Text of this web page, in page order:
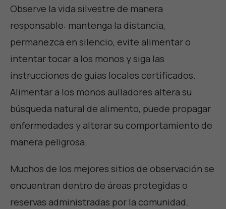
Observe la vida silvestre de manera
responsable: mantenga la distancia,
permanezca en silencio, evite alimentar o
intentar tocar a los monos y siga las
instrucciones de guías locales certificados.
Alimentar a los monos aulladores altera su
búsqueda natural de alimento, puede propagar
enfermedades y alterar su comportamiento de
manera peligrosa.
Muchos de los mejores sitios de observación se
encuentran dentro de áreas protegidas o
reservas administradas por la comunidad.